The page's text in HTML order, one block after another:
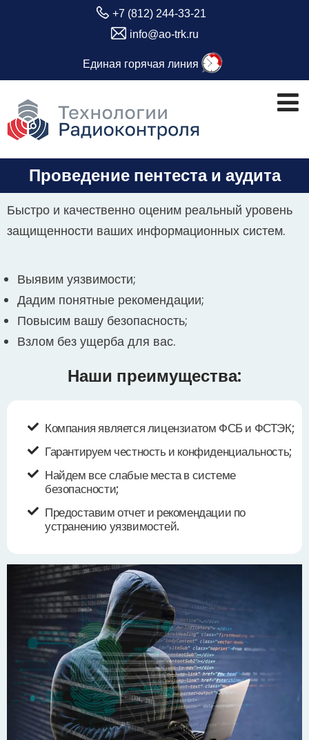
+7 (812) 244-33-21
info@ao-trk.ru
Единая горячая линия
Проведение пентеста и аудита
Быстро и качественно оценим реальный уровень
защищенности ваших информационных систем.
Выявим уязвимости;
Дадим понятные рекомендации;
Повысим вашу безопасность;
Взлом без ущерба для вас.
Наши преимущества:
Компания является лицензиатом ФСБ и ФСТЭК;
Гарантируем честность и конфиденциальность;
Найдем все слабые места в системе
безопасности;
Предоставим отчет и рекомендации по
устранению уязвимостей.